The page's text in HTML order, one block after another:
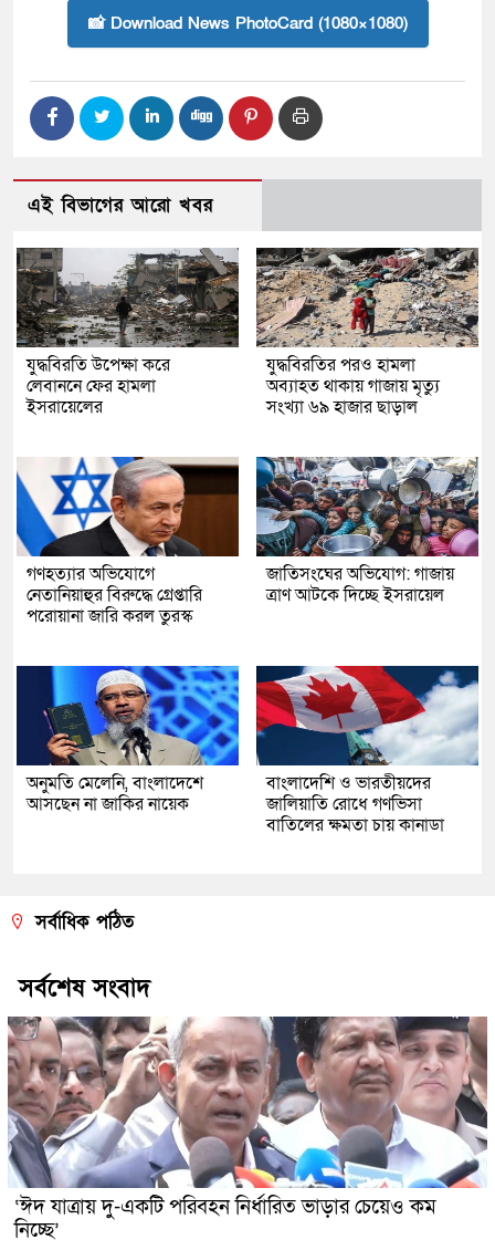
📸 Download News PhotoCard (1080×1080)
এই বিভাগের আরো খবর
যুদ্ধবিরতি উপেক্ষা করে
লেবাননে ফের হামলা
ইসরায়েলের
যুদ্ধবিরতির পরও হামলা
অব্যাহত থাকায় গাজায় মৃত্যু
সংখ্যা ৬৯ হাজার ছাড়াল
গণহত্যার অভিযোগে
নেতানিয়াহুর বিরুদ্ধে গ্রেপ্তারি
পরোয়ানা জারি করল তুরস্ক
জাতিসংঘের অভিযোগ: গাজায়
ত্রাণ আটকে দিচ্ছে ইসরায়েল
অনুমতি মেলেনি, বাংলাদেশে
আসছেন না জাকির নায়েক
বাংলাদেশি ও ভারতীয়দের
জালিয়াতি রোধে গণভিসা
বাতিলের ক্ষমতা চায় কানাডা
সর্বাধিক পঠিত
সর্বশেষ সংবাদ
‘ঈদ যাত্রায় দু-একটি পরিবহন নির্ধারিত ভাড়ার চেয়েও কম
নিচ্ছে’